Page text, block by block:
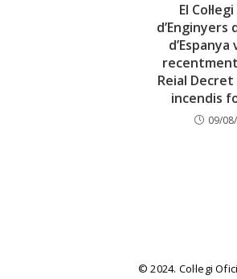
El
d’Enginyers
Reial
incendis
09/
© 2024. Col·legi